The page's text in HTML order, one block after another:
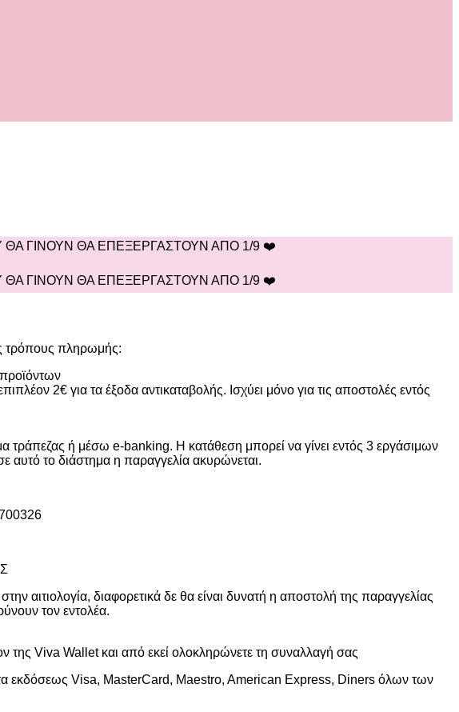
ΘΑ ΓΙΝΟΥΝ ΘΑ ΕΠΕΞΕΡΓΑΣΤΟΥΝ ΑΠΟ 1/9 ❤️
ΘΑ ΓΙΝΟΥΝ ΘΑ ΕΠΕΞΕΡΓΑΣΤΟΥΝ ΑΠΟ 1/9 ❤️
τρόπους πληρωμής:
2€ για τα έξοδα αντικαταβολής. Ισχύει μόνο για τις αποστολές εντός
τράπεζας ή μέσω e-banking. Η κατάθεση μπορεί να γίνει εντός 3 εργάσιμων
το διάστημα η παραγγελία ακυρώνεται.
αιτιολογία, διαφορετικά δε θα είναι δυνατή η αποστολή της παραγγελίας
τον εντολέα.
της Viva Wallet και από εκεί ολοκληρώνετε τη συναλλαγή σας
εκδόσεως Visa, MasterCard, Maestro, American Express, Diners όλων των